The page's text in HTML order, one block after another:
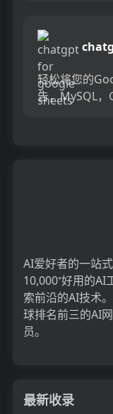
轻松将您的
告，MySQL
AI爱好者的一站
10,000⁺好用的AI
索前沿的AI技术
球排名前三的AI
员。
最新收录